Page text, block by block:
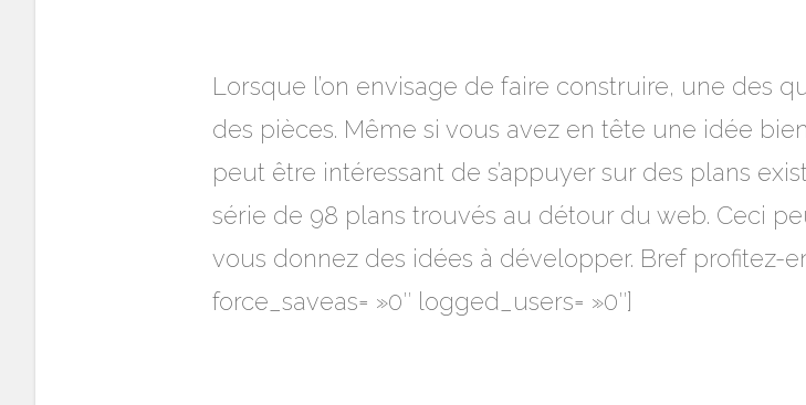
Lorsque l’on envisage de faire construire, une des
des pièces. Même si vous avez en tête une idée
peut être intéressant de s’appuyer sur des plans
série de 98 plans trouvés au détour du web. Ceci
vous donnez des idées à développer. Bref profitez-
force_saveas= »0″ logged_users= »0″]